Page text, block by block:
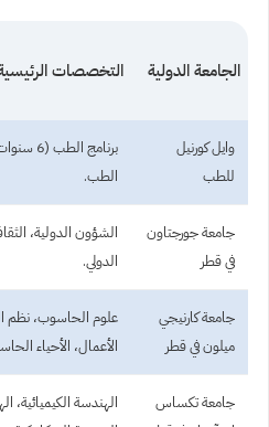
الجامعة الدولية التخصصات
وايل كورنيل
للطب
برنامج
الطب.
جامعة جورجتاون
في قطر
الشؤون الدولية،
الدولي.
جامعة كارنيجي
ميلون في قطر
علوم الحاسوب، نظم
الأعمال، الأحياء
جامعة تكساس
الهندسة الكيميائية،